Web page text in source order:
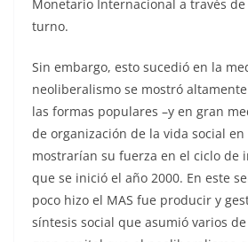
Monetario Internacional a través
turno.
Sin embargo, esto sucedió en la
neoliberalismo se mostró
las formas populares –y en gran
de organización de la vida social
mostrarían su fuerza en el ciclo de
que se inició el año 2000. En este
poco hizo el MAS fue producir y
síntesis social que asumió varios